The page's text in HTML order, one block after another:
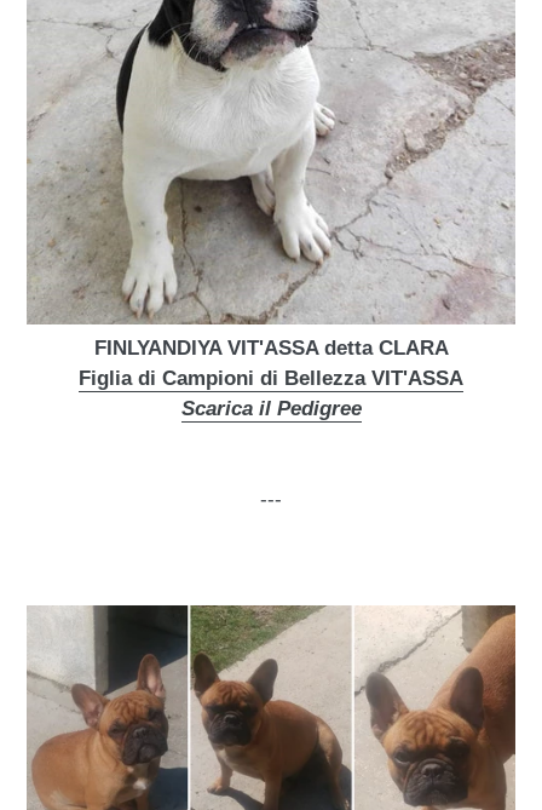
FINLYANDIYA VIT'ASSA detta CLARA
Figlia di Campioni di Bellezza VIT'ASSA
Scarica il Pedigree
---